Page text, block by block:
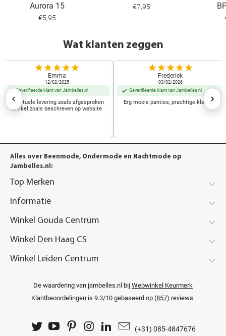
Aurora 15
€5,95
€7,95
Wat klanten zeggen
Emma
12/02/2025
Geverifieerde klant van Jambelles.nl
Punctuele levering zoals afgesproken
Artikel zoals beschreven op website
Frederiek
03/02/2026
Geverifieerde klant van Jambelles.nl
Erg mooie panties, prachtige kleuren!
Alles over Beenmode, Ondermode en Nachtmode op
Jambelles.nl:
Top Merken
Informatie
Winkel Gouda Centrum
Winkel Den Haag CS
Winkel Leiden Centrum
De waardering van jambelles.nl bij Webwinkel Keurmerk
Klantbeoordelingen is 9.3/10 gebaseerd op (857) reviews.
(+31) 085-4847676